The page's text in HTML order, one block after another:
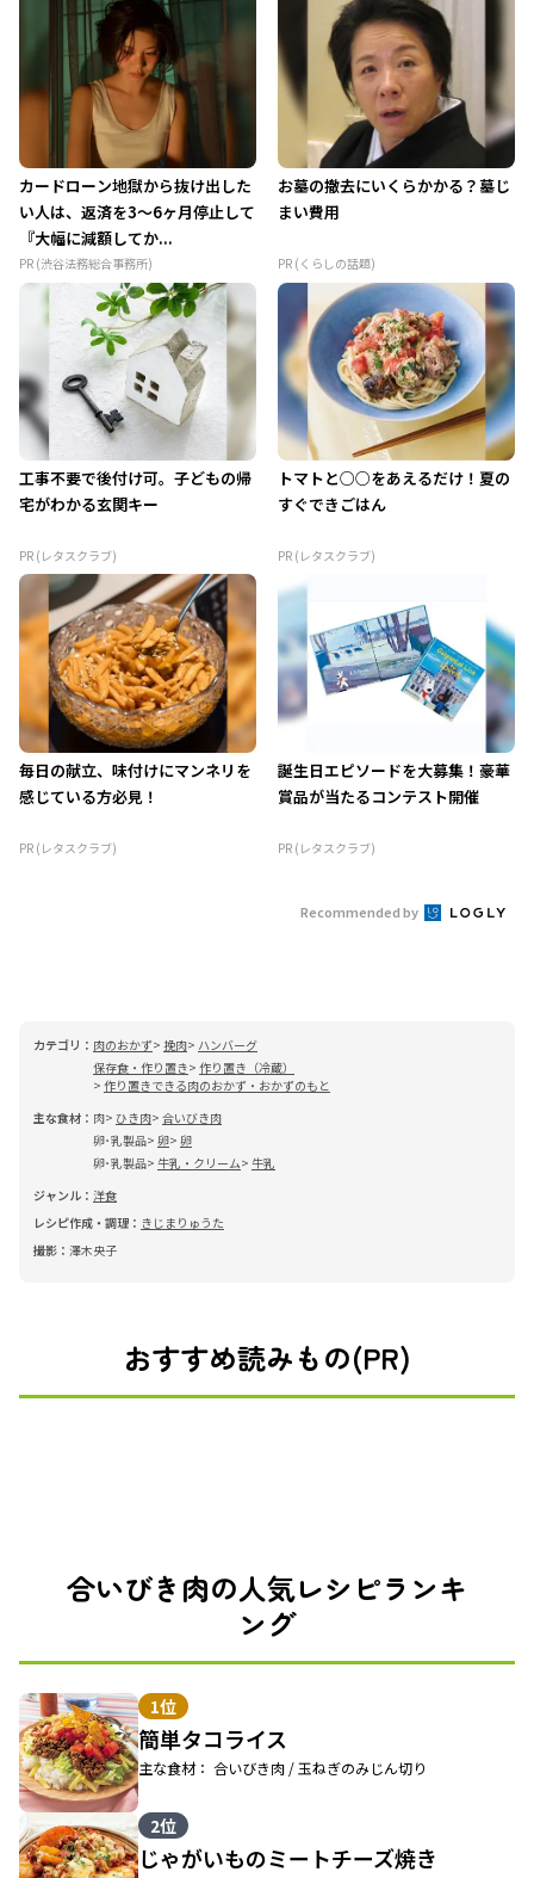
カードローン地獄から抜け出した
い人は、返済を3～6ヶ月停止して
『大幅に減額してか...
PR (渋谷法務総合事務所)
お墓の撤去にいくらかかる？墓じ
まい費用
PR (くらしの話題)
工事不要で後付け可。子どもの帰
宅がわかる玄関キー
PR (レタスクラブ)
トマトと○○をあえるだけ！夏の
すぐできごはん
PR (レタスクラブ)
毎日の献立、味付けにマンネリを
感じている方必見！
PR (レタスクラブ)
誕生日エピソードを大募集！豪華
賞品が当たるコンテスト開催
PR (レタスクラブ)
Recommended by
カテゴリ： 肉のおかず 挽肉
ハンバーグ
保存食・作り置き
作り置き（冷蔵）
作り置きできる肉のおかず・おかずのもと
主な食材： 肉 ひき肉 合いびき肉
卵･乳製品 卵 卵
卵･乳製品 牛乳・クリーム 牛乳
ジャンル： 洋食
レシピ作成・調理： きじまりゅうた
撮影： 澤木央子
おすすめ読みもの(PR)
合いびき肉の人気レシピランキ
ング
1位
簡単タコライス
主な食材： 合いびき肉 / 玉ねぎのみじん切り
2位
じゃがいものミートチーズ焼き